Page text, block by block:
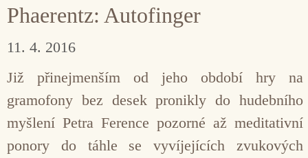
Phaerentz: Autofinger
11. 4. 2016
Již přinejmenším od jeho období hry na
gramofony bez desek pronikly do hudebního
myšlení Petra Ference pozorné až meditativní
ponory do táhle se vyvíjejících zvukových